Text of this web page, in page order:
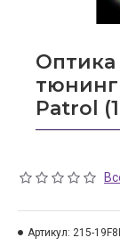
Оптика
тюнинг
Patrol
Артикул: 215-